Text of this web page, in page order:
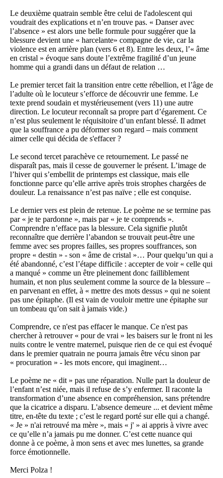
Le deuxième quatrain semble être celui de l'adolescent qui
voudrait des explications et n’en trouve pas. « Danser avec
l’absence » est alors une belle formule pour suggérer que la
blessure devient une « harcelante» compagne de vie, car la
violence est en arrière plan (vers 6 et 8). Entre les deux, l’« âme
en cristal » évoque sans doute l’extrême fragilité d’un jeune
homme qui a grandi dans un défaut de relation …
Le premier tercet fait la transition entre cette rébellion, et l’âge de
l’adulte où le locuteur s’efforce de découvrir une femme. Le
texte prend soudain et mystérieusement (vers 11) une autre
direction. Le locuteur reconnaît sa propre part d’égarement. Ce
n’est plus seulement le réquisitoire d’un enfant blessé. Il admet
que la souffrance a pu déformer son regard – mais comment
aimer celle qui décida de s'effacer ?
Le second tercet parachève ce retournement. Le passé ne
disparaît pas, mais il cesse de gouverner le présent. L’image de
l’hiver qui s’embellit de printemps est classique, mais elle
fonctionne parce qu’elle arrive après trois strophes chargées de
douleur. La renaissance n’est pas naïve ; elle est conquise.
Le dernier vers est plein de retenue. Le poème ne se termine pas
par « je te pardonne », mais par « je te comprends ».
Comprendre n’efface pas la blessure. Cela signifie plutôt
reconnaître que derrière l’abandon se trouvait peut-être une
femme avec ses propres failles, ses propres souffrances, son
propre « destin » - son « âme de cristal »… Pour quelqu’un qui a
été abandonné, c’est l’étape difficile : accepter de voir « celle qui
a manqué » comme un être pleinement donc failliblement
humain, et non plus seulement comme la source de la blessure –
en parvenant en effet, à « mettre des mots dessus » qui ne soient
pas une épitaphe. (Il est vain de vouloir mettre une épitaphe sur
un tombeau qu’on sait à jamais vide.)
Comprendre, ce n'est pas effacer le manque. Ce n'est pas
chercher à retrouver « pour de vrai » les baisers sur le front ni les
nuits contre le ventre maternel, puisque rien de ce qui est évoqué
dans le premier quatrain ne pourra jamais être vécu sinon par
« procuration » - les mots encore, qui imaginent…
Le poème ne « dit » pas une réparation. Nulle part la douleur de
l’enfant n’est niée, mais il refuse de s’y enfermer. Il raconte la
transformation d’une absence en compréhension, sans prétendre
que la cicatrice a disparu. L'absence demeure ... et devient même
titre, en-tête du texte ; c’est le regard porté sur elle qui a changé.
« Je » n'ai retrouvé ma mère », mais « j' » ai appris à vivre avec
ce qu’elle n’a jamais pu me donner. C’est cette nuance qui
donne à ce poème, à mon sens et avec mes lunettes, sa grande
force émotionnelle.
Merci Polza !